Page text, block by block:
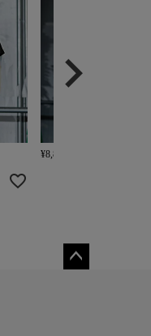
¥8,800